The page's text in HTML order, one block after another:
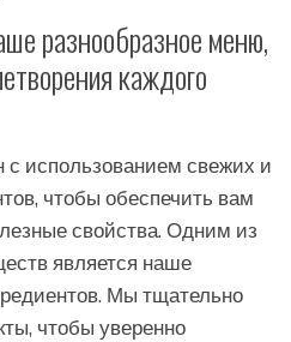
разнообразное меню,
каждого
с использованием свежих и
чтобы обеспечить вам
свойства. Одним из
является наше
Мы тщательно
чтобы уверенно